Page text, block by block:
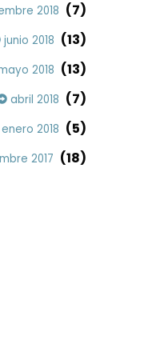
2018 (7)
junio 2018 (13)
2018 (13)
abril 2018 (7)
enero 2018 (5)
2017 (18)